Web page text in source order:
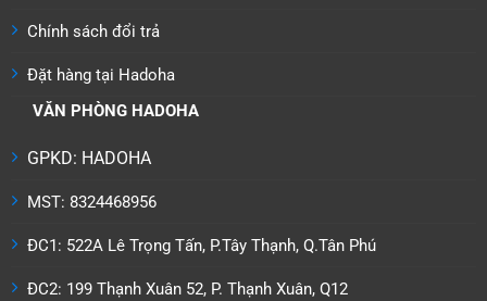
Chính sách đổi trả
Đặt hàng tại Hadoha
VĂN PHÒNG HADOHA
GPKD: HADOHA
MST: 8324468956
ĐC1: 522A Lê Trọng Tấn, P.Tây Thạnh, Q.Tân Phú
ĐC2: 199 Thạnh Xuân 52, P. Thạnh Xuân, Q12